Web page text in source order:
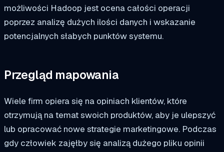
możliwości Hadoop jest ocena całości operacji
poprzez analizę dużych ilości danych i wskazanie
potencjalnych słabych punktów systemu.
Przegląd mapowania
Wiele firm opiera się na opiniach klientów, które
otrzymują na temat swoich produktów, aby je ulepszyć
lub opracować nowe strategie marketingowe. Podczas
gdy człowiek zajęłby się analizą dużego pliku opinii